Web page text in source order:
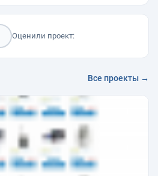
Оценили проект:
Все проекты →